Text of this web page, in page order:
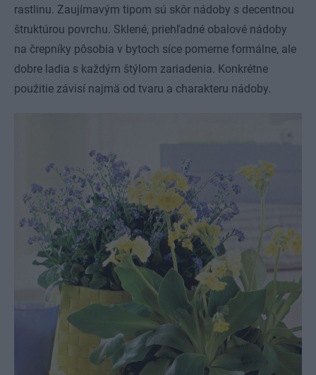
rastlinu. Zaujímavým tipom sú skôr nádoby s decentnou
štruktúrou povrchu. Sklené, priehľadné obalové nádoby
na črepníky pôsobia v bytoch síce pomerne formálne, ale
dobre ladia s každým štýlom zariadenia. Konkrétne
použitie závisí najmä od tvaru a charakteru nádoby.